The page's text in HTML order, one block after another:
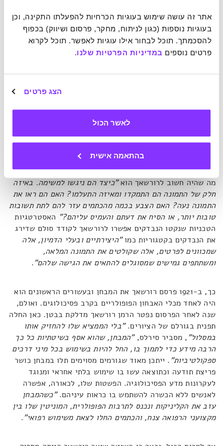
פרטים נוספים במדיניות הפרטיות שלנו.
הצג פרטים
לאשר הכול
בהתאמה אישית
בריאים וחולים פסיכיאטריים עם אותן שאלות". הוא גילה שלגבי
מספר ציורים, קיימים דפוסי פרשנות משותפים בקרב אנשים
בעלי מאפיינים דומים, וכן בקרב חולים באותן מחלות. זה הוביל
אותו למסקנה כי צורות מסוימות יכולות לשמש צוהר לאופן
זה לא ה"מה?" – זה ה"איך?"
לאחר שאסף מספיק נתונים, הצליח רורשאך לסנן מתוך כתמי
בניגוד למה שעשויה להיות הדעה הרווחת, ניתוח התוצאות לא
התמקד בתשובות של הנבדקים לשאלה"כמו מה זה נראה?"–
מה שהיה חשוב לרורשאך הוא"כיצד הם ניגשו למשימה. באיזה
חלק של התמונה הם התמקדו ומאיזה התעלמו? האם הם ראו את
התמונה נעה? האם הצבע בכמה מהכתמים עזר להם לתת תשובות
טובות יותר, או הסיח את דעתם והעמיס עליהם?" האסטרטגיות
הטכניות שנקטו הנבדקים אפשרו לרורשאך לקודד סולם שדירג
את הנבדקים בקטגוריות כמו"היצירתיים ובעלי הדמיון, אלה
שמכוונים לפרטים, אלה שקולטים את התמונה המלאה,
ומשתתפים גמישים שמסוגלים להתאים את הגישה שלהם".
כך, ב-1921 פרסם רורשאך את המבחן ובעשורים הראשונים הוא
היה לאחד מכלי האבחון הפופולריים בקרב פסיכולוגים. ואולם,
שנה לאחר הפרסום נפטר הרמן רורשאך מדלקת בבטן. כאן החלה
תפנית בגורלם של הציורים."בלי הממציא שלו להחזיק אותו
במסלול", מסביר סירלס,"המבחן, שהוא אסף בשיטתיות כל כך
הרבה מידע כדי לתמוך בו, החל להיות בשימוש בכל מיני דרכים
ספקולטיביות". ייתכן מאוד שגורמים מסוימים תלו במבחן כושר
פריצת תודעה וכתוצאה עשו בו שימוש בלתי אחראי ומנוגד
לעקרונות מדע הפסיכולוגיה. הפשטות שלו, לכאורה, אפשרה
לאנשים ללא הכשרה להשתמש בו כראות עיניהם."כשהמבחן
עזב את הקליניקות ונכנס לתרבות הפופולרית, המוניטין שלו בין
מקצועני הרפואה צנח, והכתמים החלו לצאת משימוש רפואי".